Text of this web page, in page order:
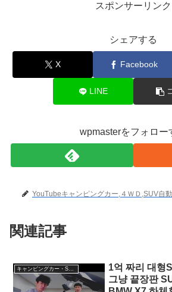
スポンサーリンク
シェアする
X Facebook
LINE
wpmasterをフォロー
YouTubeキャンピングカー,４ＷＤ,SUV自
関連記事
キャンピングカー・SUV人気車種
1억 짜리 대형
그냥 끝장판